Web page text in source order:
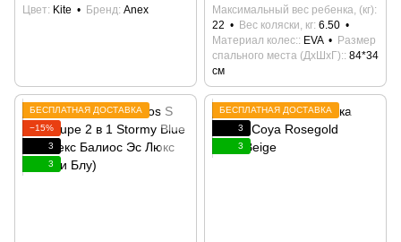
Цвет Kite Бренд Anex
Максимальный вес ребенка, (кг)
22
Вес коляски, кг 6.50
Материал колес:
EVA
Размер
спального места (ДхШхГ): 84*34
см
БЕСПЛАТНАЯ ДОСТАВКА
−15%
3
3
БЕСПЛАТНАЯ ДОСТАВКА
3
3